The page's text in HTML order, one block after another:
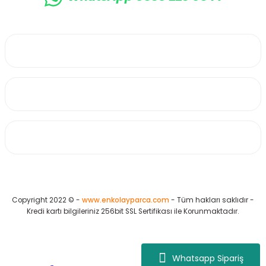
Whatsapp Sipariş
Copyright 2022 © - www.enkolayparca.com - Tüm hakları saklıdır -
Kredi kartı bilgileriniz 256bit SSL Sertifikası ile Korunmaktadır.